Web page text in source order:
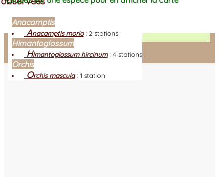
Facebook
Connexion adhérent
Anacamptis
Anacamptis morio: 2 stations
Himantoglossum
Himantoglossum hircinum: 4 stations
Orchis
Orchis mascula: 1 station